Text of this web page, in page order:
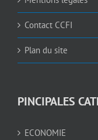
Contact CCFI
Plan du site
PINCIPALES
ECONOMIE